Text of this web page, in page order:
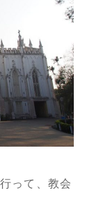
って、教会